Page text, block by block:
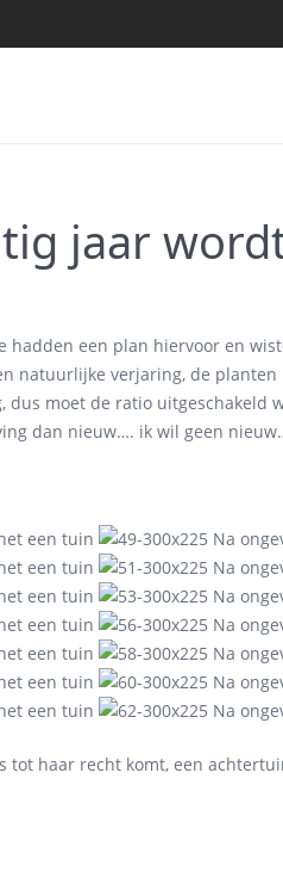
jaar
hadden een plan hiervoor en
natuurlijke verjaring, de
moet de ratio
dan nieuw…. ik wil geen
tot haar recht komt, een